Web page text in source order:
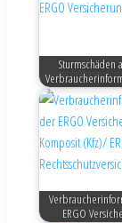
Sturmschäden
ERGO